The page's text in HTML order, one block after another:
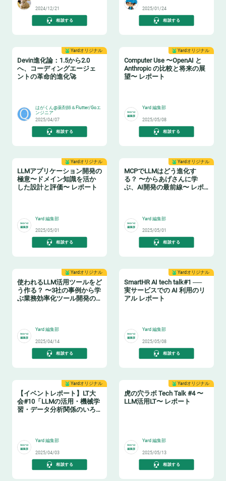
2024/12/21
相談する
2025/01/24
相談する
Yardオリジナル
Devin進化論：1.5から2.0
へ、コーディングエージェ
ントの革命的進化🚀
はがくん@薬剤師＆Flutter/Goエ
ンジニア
2025/04/07
相談する
Yardオリジナル
Computer Use 〜OpenAI と
Anthropic の比較と将来の展
望〜 レポート
Yard 編集部
2025/05/08
相談する
Yardオリジナル
LLMアプリケーション開発の
極意〜ドメイン知識を活か
した設計と評価〜 レポート
Yard 編集部
2025/05/01
相談する
Yardオリジナル
MCPでLLMはどう進化す
る？ 〜からあげさんに学
ぶ、AI開発の最前線〜 レポ
Yard 編集部
2025/05/01
相談する
Yardオリジナル
使われるLLM活用ツールをど
う作る？ 〜3社の事例から学
ぶ業務効率化ツール開発の
Yard 編集部
2025/04/14
相談する
Yardオリジナル
SmartHR AI tech talk#1 ──
実サービスでの AI 利用のリ
アル レポート
Yard 編集部
2025/05/08
相談する
Yardオリジナル
【イベントレポート】LT大
会#10「LLMの活用・機械学
習・データ分析関係のいろ
Yard 編集部
2025/04/03
相談する
Yardオリジナル
虎の穴ラボ Tech Talk #4 〜
LLM活用LT〜 レポート
Yard 編集部
2025/05/13
相談する